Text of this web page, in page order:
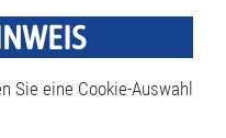
Sie eine Cookie-Auswahl